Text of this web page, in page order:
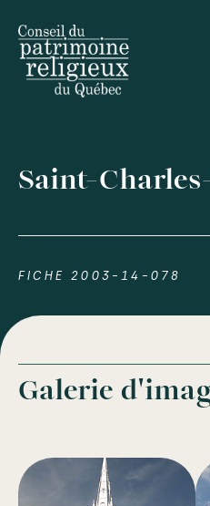
Saint-
FICHE 2003-14-078
Galerie